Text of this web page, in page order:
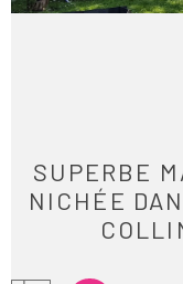
SUPERBE
NICHÉE